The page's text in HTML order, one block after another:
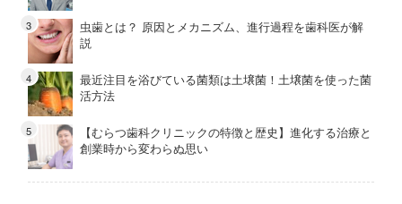
虫歯とは？ 原因とメカニズム、進行過程を歯科医が解
説
最近注目を浴びている菌類は土壌菌！土壌菌を使った菌
活方法
【むらつ歯科クリニックの特徴と歴史】進化する治療と
創業時から変わらぬ思い